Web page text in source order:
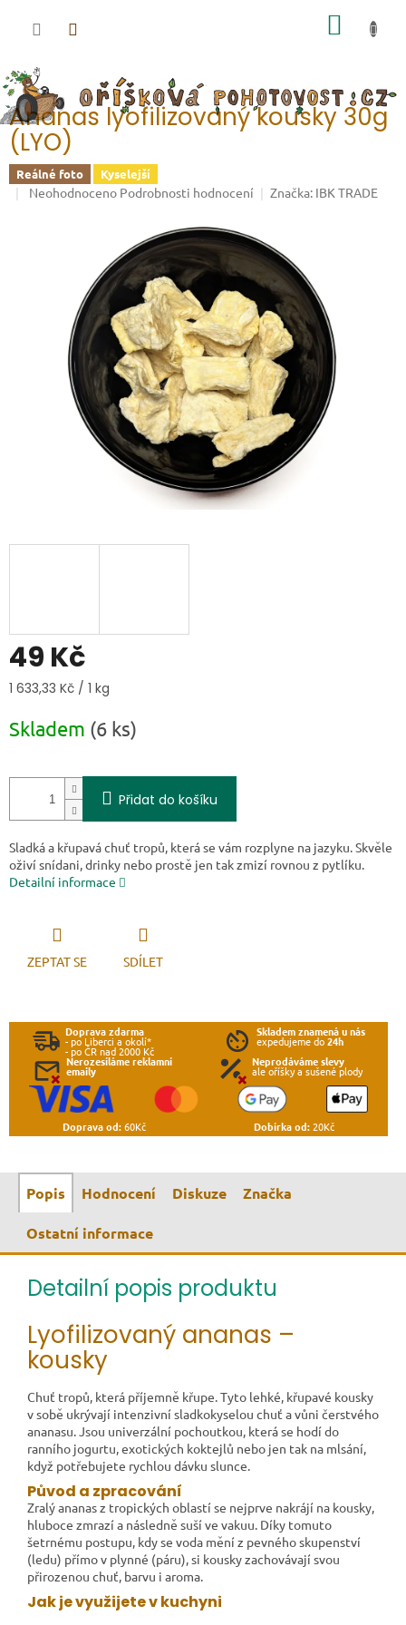
Ananas lyofilizovaný kousky 30g
(LYO)
Reálné foto Kyselejší
Průměrné hodnocení produktu je 0,0 z 5 hvězdiček.
Neohodnoceno Podrobnosti hodnocení Značka: IBK TRADE
49 Kč
Měrná cena:
1 633,33 Kč / 1 kg
Skladem (6 ks)
Přidat do košíku
Sladká a křupavá chuť tropů, která se vám rozplyne na jazyku. Skvěle
oživí snídani, drinky nebo prostě jen tak zmizí rovnou z pytlíku.
Detailní informace
ZEPTAT SE SDÍLET
Doprava zdarma
- po Liberci a okolí*
- po ČR nad 2000 Kč
Skladem znamená u nás
expedujeme do24h
Nerozesíláme reklamní
emaily
Neprodáváme slevy
ale oříšky a sušené plody
Doprava od:60Kč Dobírka od:20Kč
Popis Hodnocení Diskuze Značka
Ostatní informace
Detailní popis produktu
Lyofilizovaný ananas –
kousky
Chuť tropů, která příjemně křupe. Tyto lehké, křupavé kousky
v sobě ukrývají intenzivní sladkokyselou chuť a vůni čerstvého
ananasu. Jsou univerzální pochoutkou, která se hodí do
ranního jogurtu, exotických koktejlů nebo jen tak na mlsání,
když potřebujete rychlou dávku slunce.
Původ a zpracování
Zralý ananas z tropických oblastí se nejprve nakrájí na kousky,
hluboce zmrazí a následně suší ve vakuu. Díky tomuto
šetrnému postupu, kdy se voda mění z pevného skupenství
(ledu) přímo v plynné (páru), si kousky zachovávají svou
přirozenou chuť, barvu i aroma.
Jak je využijete v kuchyni